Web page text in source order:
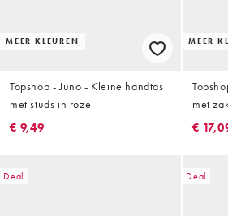
MEER KLEUREN
Topshop - Juno - Kleine handtas
met studs in roze
€ 9,49
MEER
met
€
Deal Deal